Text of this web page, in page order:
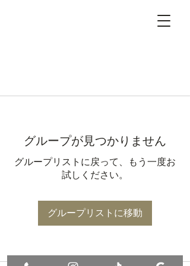
グループが見つかりません
グループリストに戻って、もう一度お
試しください。
グループリストに移動